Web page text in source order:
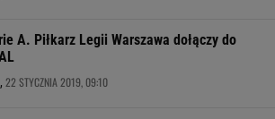
A. Piłkarz Legii Warszawa dołączy do
22 STYCZNIA 2019, 09:10